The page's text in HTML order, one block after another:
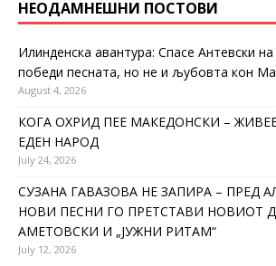
НЕОДАМНЕШНИ ПОСТОВИ
Илинденска авантура: Спасе Антевски
победи песната, но не и љубовта кон
August 4, 2026
КОГА ОХРИД ПЕЕ МАКЕДОНСКИ –
ЕДЕН НАРОД
July 24, 2026
СУЗАНА ГАВАЗОВА НЕ ЗАПИРА – ПРЕД
НОВИ ПЕСНИ ГО ПРЕТСТАВИ НОВИОТ
АМЕТОВСКИ И „ЈУЖНИ РИТАМ“
July 12, 2026